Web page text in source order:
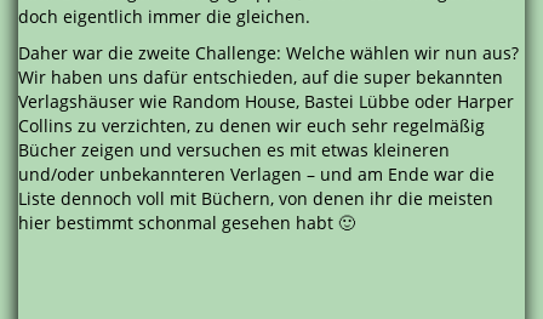
doch eigentlich immer die gleichen.
Daher war die zweite Challenge: Welche wählen wir nun aus?
Wir haben uns dafür entschieden, auf die super bekannten
Verlagshäuser wie Random House, Bastei Lübbe oder Harper
Collins zu verzichten, zu denen wir euch sehr regelmäßig
Bücher zeigen und versuchen es mit etwas kleineren
und/oder unbekannteren Verlagen – und am Ende war die
Liste dennoch voll mit Büchern, von denen ihr die meisten
hier bestimmt schonmal gesehen habt 🙂